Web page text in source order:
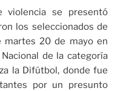
violencia se presentó
los seleccionados de
martes 20 de mayo en
de la categoría
la Difútbol, donde fue
por un presunto